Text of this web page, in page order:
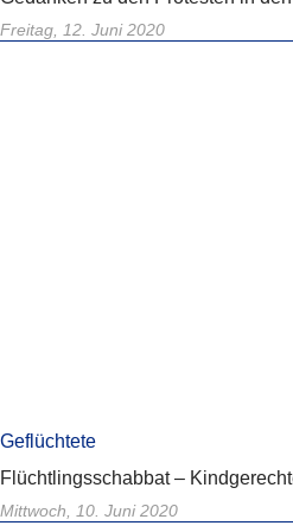
Freitag, 12. Juni 2020
Geflüchtete
Flüchtlingsschabbat –
Mittwoch, 10. Juni 2020